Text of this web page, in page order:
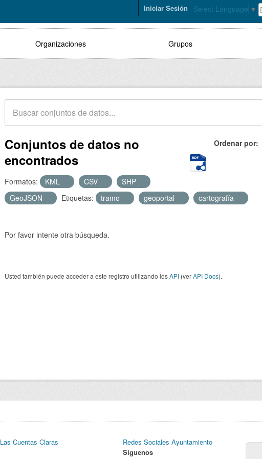
Select Language ▼
Iniciar Sesión
Organizaciones Grupos
Ordenar por
Conjuntos de datos no
encontrados
Formatos: KML CSV
SHP
GeoJSON
Etiquetas: tramo geoportal cartografía
Por favor intente otra búsqueda.
Usted también puede acceder a este registro utilizando losAPI (verAPI Docs).
Las Cuentas Claras
Redes Sociales Ayuntamiento
Síguenos